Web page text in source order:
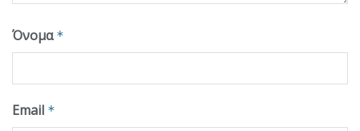
Όνομα *
Email *